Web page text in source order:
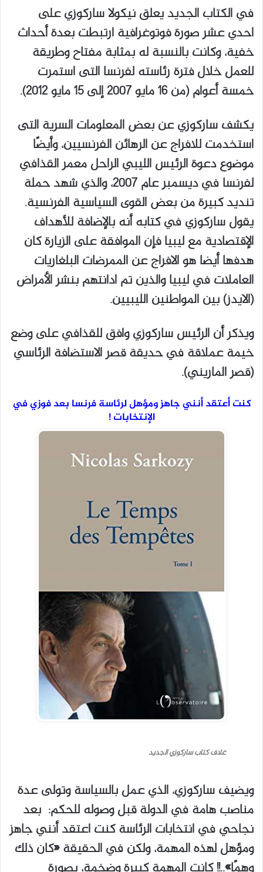
في الكتاب الجديد يعلق نيكولا ساركوزي على
احدي عشر صورة فوتوغرافية ارتبطت بعدة أحداث
خفية، وكانت بالنسبة له بمثابة مفتاح وطريقة
للعمل خلال فترة رئاسته لفرنسا التى استمرت
خمسة أعوام (من ١٦ مايو ٢٠٠٧ إلى ١٥ مايو ٢٠١٢).
يكشف ساركوزي عن بعض المعلومات السرية التى
استخدمت للافراج عن الرهائن الفرنسيين، وأيضًا
موضوع دعوة الرئيس الليبي الراحل معمر القذافي
لفرنسا في ديسمبر عام ٢٠٠٧، والذي شهد حملة
تنديد كبيرة من بعض القوى السياسية الفرنسية.
يقول ساركوزي في كتابه أنه بالإضافة للأهداف
الإقتصادية مع ليبيا فإن الموافقة على الزيارة كان
هدفها أيضا هو الافراج عن الممرضات البلغاريات
العاملات في ليبيا والذين تم ادانتهم بنشر الأمراض
(الايدز) بين المواطنين الليبيين.
ويذكر أن الرئيس ساركوزي وافق للقذافي على وضع
خيمة عملاقة في حديقة قصر الاستضافة الرئاسي
(قصر الماريني).
كنت أعتقد أنني جاهز ومؤهل لرئاسة فرنسا بعد فوزي في
الإنتخابات !
غلاف كتاب ساركوزي الجديد
ويضيف ساركوزي، الذي عمل بالسياسة وتولى عدة
مناصب هامة في الدولة قبل وصوله للحكم: بعد
نجاحي في انتخابات الرئاسة كنت اعتقد أنني جاهز
ومؤهل لهذه المهمة، ولكن في الحقيقة «كان ذلك